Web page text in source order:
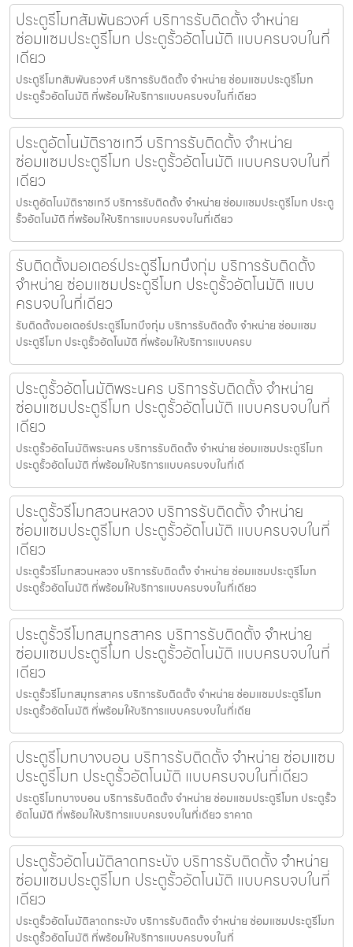
ประตูรีโมทสัมพันธวงศ์ บริการรับติดตั้ง จำหน่าย
ซ่อมแซมประตูรีโมท ประตูรั้วอัตโนมัติ แบบครบจบในที่
เดียว
ประตูรีโมทสัมพันธวงศ์ บริการรับติดตั้ง จำหน่าย ซ่อมแซมประตูรีโมท
ประตูรั้วอัตโนมัติ ที่พร้อมให้บริการแบบครบจบในที่เดียว
ประตูอัตโนมัติราชเทวี บริการรับติดตั้ง จำหน่าย
ซ่อมแซมประตูรีโมท ประตูรั้วอัตโนมัติ แบบครบจบในที่
เดียว
ประตูอัตโนมัติราชเทวี บริการรับติดตั้ง จำหน่าย ซ่อมแซมประตูรีโมท ประตู
รั้วอัตโนมัติ ที่พร้อมให้บริการแบบครบจบในที่เดียว
รับติดตั้งมอเตอร์ประตูรีโมทบึงกุ่ม บริการรับติดตั้ง
จำหน่าย ซ่อมแซมประตูรีโมท ประตูรั้วอัตโนมัติ แบบ
ครบจบในที่เดียว
รับติดตั้งมอเตอร์ประตูรีโมทบึงกุ่ม บริการรับติดตั้ง จำหน่าย ซ่อมแซม
ประตูรีโมท ประตูรั้วอัตโนมัติ ที่พร้อมให้บริการแบบครบ
ประตูรั้วอัตโนมัติพระนคร บริการรับติดตั้ง จำหน่าย
ซ่อมแซมประตูรีโมท ประตูรั้วอัตโนมัติ แบบครบจบในที่
เดียว
ประตูรั้วอัตโนมัติพระนคร บริการรับติดตั้ง จำหน่าย ซ่อมแซมประตูรีโมท
ประตูรั้วอัตโนมัติ ที่พร้อมให้บริการแบบครบจบในที่เดี
ประตูรั้วรีโมทสวนหลวง บริการรับติดตั้ง จำหน่าย
ซ่อมแซมประตูรีโมท ประตูรั้วอัตโนมัติ แบบครบจบในที่
เดียว
ประตูรั้วรีโมทสวนหลวง บริการรับติดตั้ง จำหน่าย ซ่อมแซมประตูรีโมท
ประตูรั้วอัตโนมัติ ที่พร้อมให้บริการแบบครบจบในที่เดียว
ประตูรั้วรีโมทสมุทรสาคร บริการรับติดตั้ง จำหน่าย
ซ่อมแซมประตูรีโมท ประตูรั้วอัตโนมัติ แบบครบจบในที่
เดียว
ประตูรั้วรีโมทสมุทรสาคร บริการรับติดตั้ง จำหน่าย ซ่อมแซมประตูรีโมท
ประตูรั้วอัตโนมัติ ที่พร้อมให้บริการแบบครบจบในที่เดีย
ประตูรีโมทบางบอน บริการรับติดตั้ง จำหน่าย ซ่อมแซม
ประตูรีโมท ประตูรั้วอัตโนมัติ แบบครบจบในที่เดียว
ประตูรีโมทบางบอน บริการรับติดตั้ง จำหน่าย ซ่อมแซมประตูรีโมท ประตูรั้ว
อัตโนมัติ ที่พร้อมให้บริการแบบครบจบในที่เดียว ราคาถ
ประตูรั้วอัตโนมัติลาดกระบัง บริการรับติดตั้ง จำหน่าย
ซ่อมแซมประตูรีโมท ประตูรั้วอัตโนมัติ แบบครบจบในที่
เดียว
ประตูรั้วอัตโนมัติลาดกระบัง บริการรับติดตั้ง จำหน่าย ซ่อมแซมประตูรีโมท
ประตูรั้วอัตโนมัติ ที่พร้อมให้บริการแบบครบจบในที่